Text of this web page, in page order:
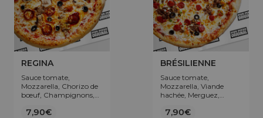
REGINA
Sauce tomate,
Mozzarella, Chorizo de
bœuf, Champignons,
7,90€
BRÉSILIENNE
Sauce tomate,
Mozzarella, Viande
hachée, Merguez,
7,90€